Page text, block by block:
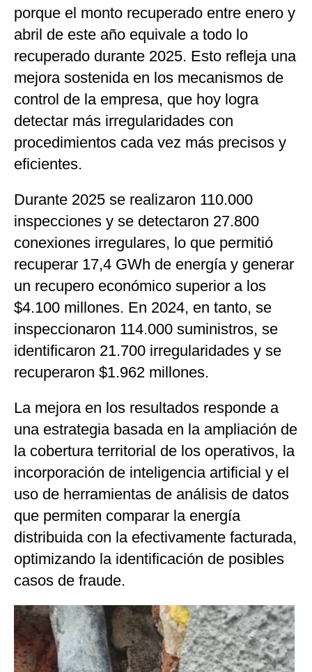
porque el monto recuperado entre enero y
abril de este año equivale a todo lo
recuperado durante 2025. Esto refleja una
mejora sostenida en los mecanismos de
control de la empresa, que hoy logra
detectar más irregularidades con
procedimientos cada vez más precisos y
eficientes.
Durante 2025 se realizaron 110.000
inspecciones y se detectaron 27.800
conexiones irregulares, lo que permitió
recuperar 17,4 GWh de energía y generar
un recupero económico superior a los
$4.100 millones. En 2024, en tanto, se
inspeccionaron 114.000 suministros, se
identificaron 21.700 irregularidades y se
recuperaron $1.962 millones.
La mejora en los resultados responde a
una estrategia basada en la ampliación de
la cobertura territorial de los operativos, la
incorporación de inteligencia artificial y el
uso de herramientas de análisis de datos
que permiten comparar la energía
distribuida con la efectivamente facturada,
optimizando la identificación de posibles
casos de fraude.